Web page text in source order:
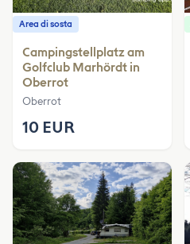
Area di sosta
Campingstellplatz am
Golfclub Marhördt in
Oberrot
Oberrot
10 EUR